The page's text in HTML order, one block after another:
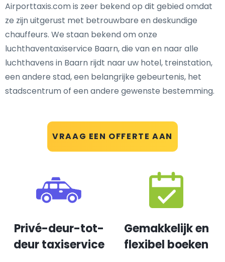
VRAAG EEN OFFERTE AAN
Airporttaxis.com is zeer bekend op dit gebied omdat
ze zijn uitgerust met betrouwbare en deskundige
chauffeurs. We staan bekend om onze
luchthaventaxiservice Baarn, die van en naar alle
luchthavens in Baarn rijdt naar uw hotel, treinstation,
een andere stad, een belangrijke gebeurtenis, het
stadscentrum of een andere gewenste bestemming.
Privé-deur-tot-
deur taxiservice
Gemakkelijk en
flexibel boeken